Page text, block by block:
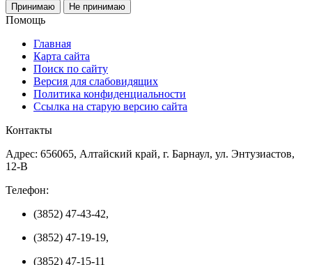
Принимаю Не принимаю
Помощь
Главная
Карта сайта
Поиск по сайту
Версия для слабовидящих
Политика конфиденциальности
Ссылка на старую версию сайта
Контакты
Адрес: 656065, Алтайский край, г. Барнаул, ул. Энтузиастов,
12-В
Телефон:
(3852) 47-43-42,
(3852) 47-19-19,
(3852) 47-15-11